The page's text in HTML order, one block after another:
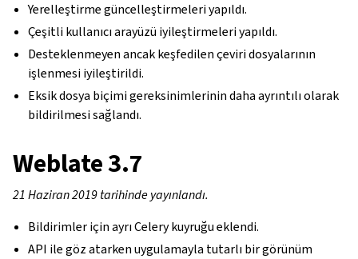
Yerelleştirme güncelleştirmeleri yapıldı.
Çeşitli kullanıcı arayüzü iyileştirmeleri yapıldı.
Desteklenmeyen ancak keşfedilen çeviri dosyalarının
işlenmesi iyileştirildi.
Eksik dosya biçimi gereksinimlerinin daha ayrıntılı olarak
bildirilmesi sağlandı.
Weblate 3.7
21 Haziran 2019 tarihinde yayınlandı.
Bildirimler için ayrı Celery kuyruğu eklendi.
API ile göz atarken uygulamayla tutarlı bir görünüm